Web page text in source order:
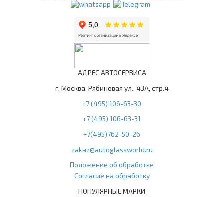
АДРЕС АВТОСЕРВИСА
г. Москва, Рябиновая ул., 43А, стр.4
+7 (495) 106-63-30
+7 (495) 106-63-31
+7(495)762-50-26
zakaz@autoglassworld.ru
Положение об обработке
Согласие на обработку
ПОПУЛЯРНЫЕ МАРКИ